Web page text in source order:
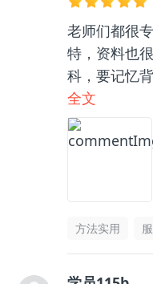
老师们都很
特，资料也
科，要记忆
绪，和咨询
架清晰了很多
全文
方法实用